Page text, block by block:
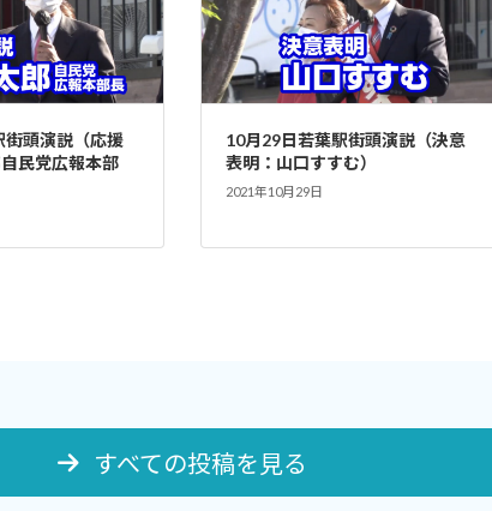
街頭演説（応援
民党広報本部
10月29日若葉駅街頭演説（決意
表明：山口すすむ）
2021年10月29日
すべての投稿を見る